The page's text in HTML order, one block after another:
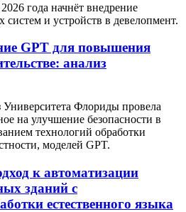
года начнёт внедрение
и устройств в девелопмент.
GPT для повышения
анализ
Университета Флориды провела
на улучшение безопасности в
технологий обработки
моделей GPT.
к автоматизации
зданий с
естественного языка